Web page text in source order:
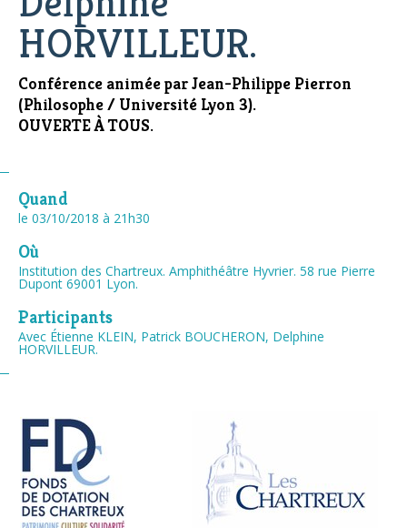
HORVILLEUR.
Conférence animée par Jean-Philippe Pierron
(Philosophe / Université Lyon 3).
OUVERTE À TOUS.
Quand
le 03/10/2018 à 21h30
Où
Institution des Chartreux. Amphithéâtre Hyvrier. 58 rue Pierre
Dupont 69001 Lyon.
Participants
Avec Étienne KLEIN, Patrick BOUCHERON, Delphine
HORVILLEUR.